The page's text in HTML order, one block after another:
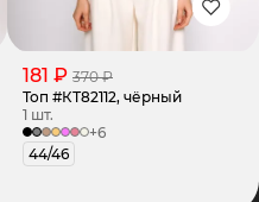
181 ₽ 370 ₽
Топ #КТ82112, чёрный
1 шт.
+6
44/46